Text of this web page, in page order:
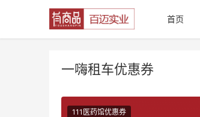
首页
一嗨租车优惠券
111医药馆优惠券